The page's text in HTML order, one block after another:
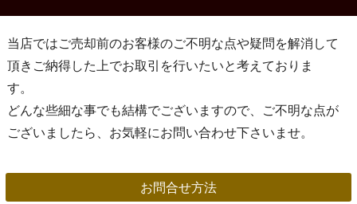
当店ではご売却前のお客様のご不明な点や疑問を解消して
頂きご納得した上でお取引を行いたいと考えておりま
す。
どんな些細な事でも結構でございますので、ご不明な点が
ございましたら、お気軽にお問い合わせ下さいませ。
お問合せ方法